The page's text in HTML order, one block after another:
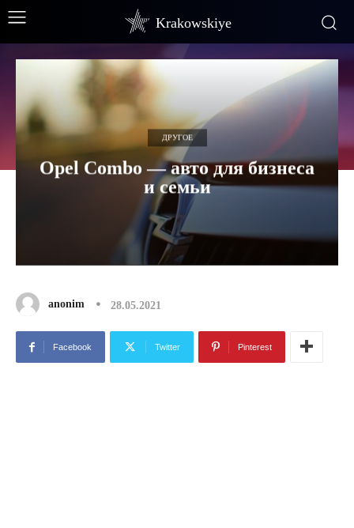
Krakowskiye
ДРУГОЕ
Opel Combo — авто для бизнеса
и семьи
anonim 28.05.2021
Facebook Twitter Pinterest